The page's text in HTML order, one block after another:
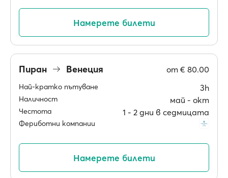
Намерете билети
Пиран Венеция от € 80.00
Най-кратко пътуване 3h
Наличност май ‐ окт
Честота 1 ‐ 2 дни в седмицата
Фериботни компании
Намерете билети